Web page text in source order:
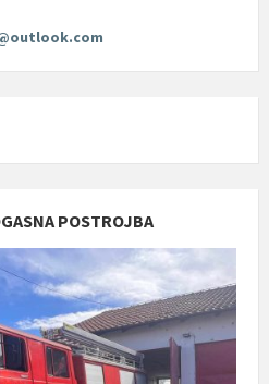
POSTROJBA